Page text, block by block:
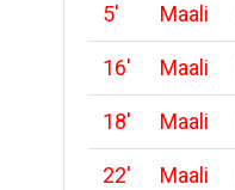
5' Maali
16' Maali
18' Maali
22' Maali